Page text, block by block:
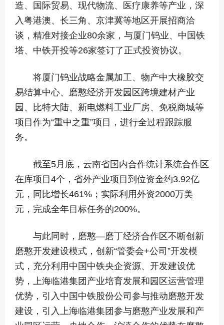
造、国际贸易、现代物流、医疗康养等产业，深
入粤港澳、长三角、京津冀等地区开展招商洽
谈，精准对接企业80余家，与厦门钨业、中国铁
塔、中铁开投等26家签订了正式投资协议。
将厦门钨业战略金属加工、物产中大橡胶交
易结算中心、磨憨经济开发园区跨境建材产业
园、比特大陆、新电燃料工业厂房、免税商城等
项目作为“重中之重”项目，进行全过程跟踪服
务。
截至5月底，云南省国内合作统计系统合作区
在库项目4个，省外产业项目到位资金约3.92亿
元，同比增长461%；实际利用外资2000万美
元，完成全年目标任务的200%。
与此同时，磨憨—磨丁经济合作区不断创新
磨憨开发建设模式，创新“管委会+公司”开发模
式，充分利用中国中铁央企资源、开发建设优
势，上海临港集团产业培育发展和园区运营管理
优势，引入中国中铁股份公司参与推动磨憨开发
建设，引入上海临港集团参与磨憨产业发展和产